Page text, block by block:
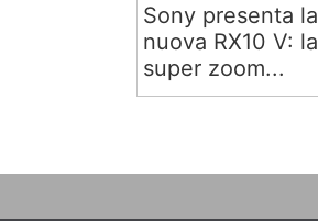
Sony presenta la
nuova RX10 V: la
super zoom...